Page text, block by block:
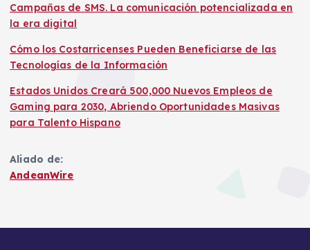
Campañas de SMS. La comunicación potencializada en
la era digital
Cómo los Costarricenses Pueden Beneficiarse de las
Tecnologías de la Información
Estados Unidos Creará 500,000 Nuevos Empleos de
Gaming para 2030, Abriendo Oportunidades Masivas
para Talento Hispano
Aliado de:
AndeanWire